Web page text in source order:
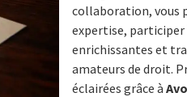
collaboration, vous
expertise, participer
enrichissantes et
amateurs de droit.
éclairées grâce à